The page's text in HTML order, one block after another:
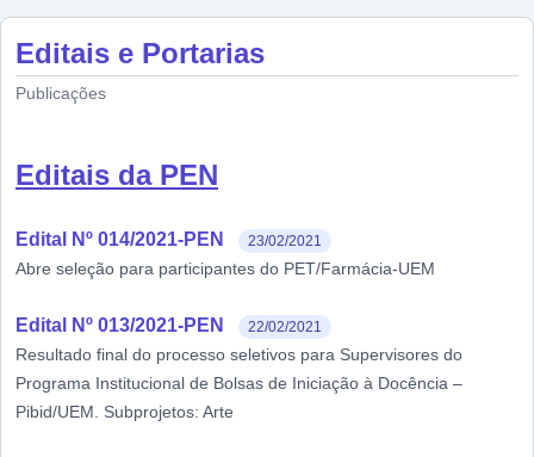
Editais e Portarias
Publicações
Editais da PEN
Edital Nº 014/2021-PEN 23/02/2021
Abre seleção para participantes do PET/Farmácia-UEM
Edital Nº 013/2021-PEN 22/02/2021
Resultado final do processo seletivos para Supervisores do
Programa Institucional de Bolsas de Iniciação à Docência –
Pibid/UEM. Subprojetos: Arte